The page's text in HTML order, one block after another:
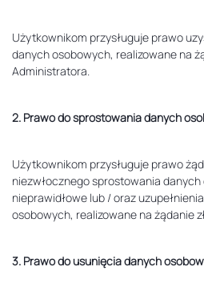
Użytkownikom przysługuje prawo
danych osobowych, realizowane na
Administratora.
2. Prawo do sprostowania danych
Użytkownikom przysługuje prawo
niezwłocznego sprostowania
nieprawidłowe lub / oraz
osobowych, realizowane na żądanie
3. Prawo do usunięcia danych